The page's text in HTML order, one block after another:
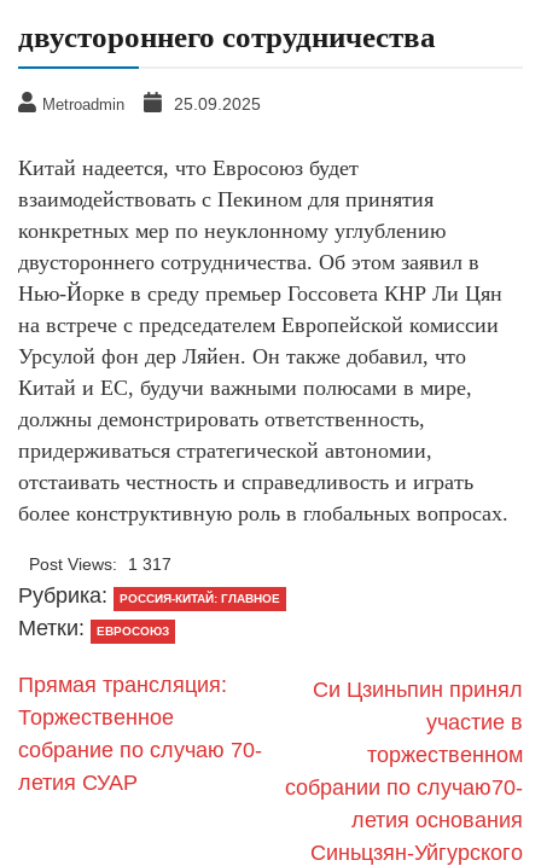
двустороннего сотрудничества
Metroadmin 25.09.2025
Китай надеется, что Евросоюз будет
взаимодействовать с Пекином для принятия
конкретных мер по неуклонному углублению
двустороннего сотрудничества. Об этом заявил в
Нью-Йорке в среду премьер Госсовета КНР Ли Цян
на встрече с председателем Европейской комиссии
Урсулой фон дер Ляйен. Он также добавил, что
Китай и ЕС, будучи важными полюсами в мире,
должны демонстрировать ответственность,
придерживаться стратегической автономии,
отстаивать честность и справедливость и играть
более конструктивную роль в глобальных вопросах.
Post Views: 1 317
Рубрика: РОССИЯ-КИТАЙ: ГЛАВНОЕ
Метки: ЕВРОСОЮЗ
Прямая трансляция:
Торжественное
собрание по случаю 70-
летия СУАР
Си Цзиньпин принял
участие в
торжественном
собрании по случаю70-
летия основания
Синьцзян-Уйгурского